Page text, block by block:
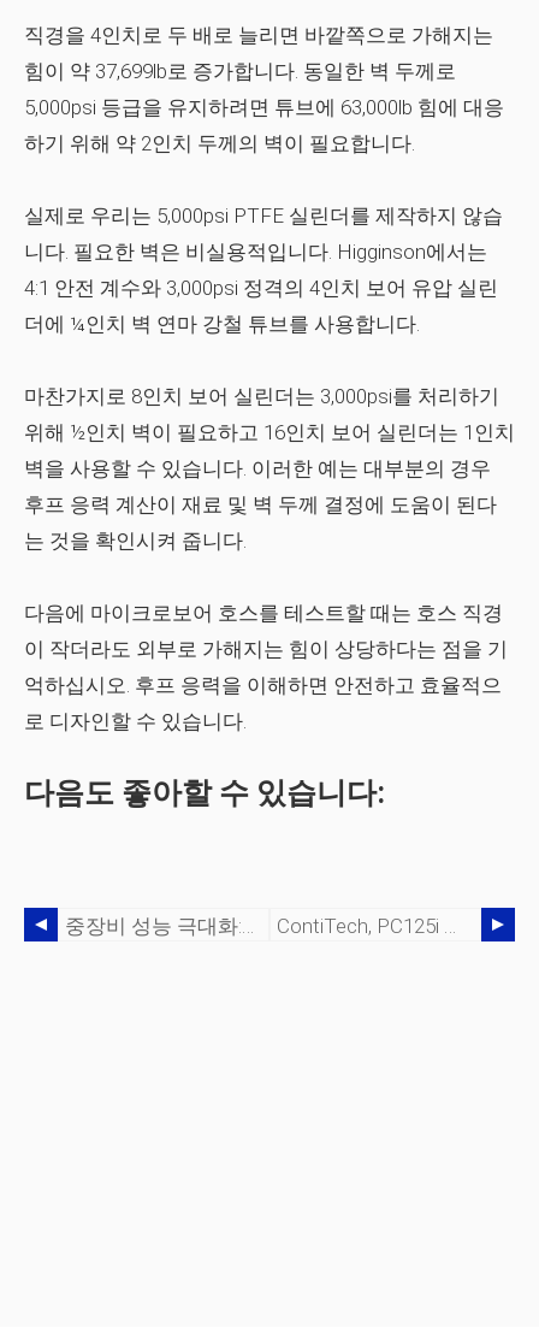
직경을 4인치로 두 배로 늘리면 바깥쪽으로 가해지는
힘이 약 37,699lb로 증가합니다. 동일한 벽 두께로
5,000psi 등급을 유지하려면 튜브에 63,000lb 힘에 대응
하기 위해 약 2인치 두께의 벽이 필요합니다.
실제로 우리는 5,000psi PTFE 실린더를 제작하지 않습
니다. 필요한 벽은 비실용적입니다. Higginson에서는
4:1 안전 계수와 3,000psi 정격의 4인치 보어 유압 실린
더에 ¼인치 벽 연마 강철 튜브를 사용합니다.
마찬가지로 8인치 보어 실린더는 3,000psi를 처리하기
위해 ½인치 벽이 필요하고 16인치 보어 실린더는 1인치
벽을 사용할 수 있습니다. 이러한 예는 대부분의 경우
후프 응력 계산이 재료 및 벽 두께 결정에 도움이 된다
는 것을 확인시켜 줍니다.
다음에 마이크로보어 호스를 테스트할 때는 호스 직경
이 작더라도 외부로 가해지는 힘이 상당하다는 점을 기
억하십시오. 후프 응력을 이해하면 안전하고 효율적으
로 디자인할 수 있습니다.
다음도 좋아할 수 있습니다:
중장비 성능 극대화:안전성, 효율성 및 수명을 위한 입증된 팁 ContiTech, PC125i 공개:차세대 스마트 서비스 크림퍼